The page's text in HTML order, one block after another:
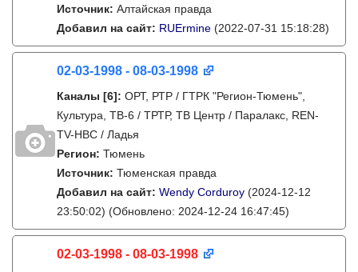
Источник: Алтайская правда
Добавил на сайт: RUErmine (2022-07-31 15:18:28)
02-03-1998 - 08-03-1998
Каналы [6]: ОРТ, РТР / ГТРК "Регион-Тюмень",
Культура, ТВ-6 / ТРТР, ТВ Центр / Паралакс, REN-
TV-НВС / Ладья
Регион: Тюмень
Источник: Тюменская правда
Добавил на сайт: Wendy Corduroy (2024-12-12
23:50:02) (Обновлено: 2024-12-24 16:47:45)
02-03-1998 - 08-03-1998